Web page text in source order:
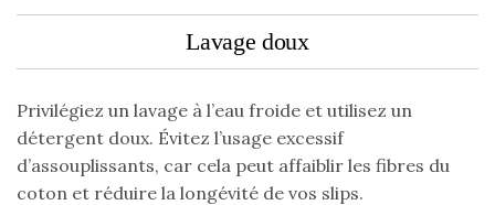
Lavage doux
Privilégiez un lavage à l’eau froide et utilisez un
détergent doux. Évitez l’usage excessif
d’assouplissants, car cela peut affaiblir les fibres du
coton et réduire la longévité de vos slips.